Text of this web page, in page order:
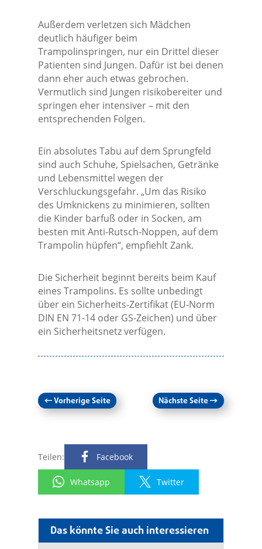
Das könnte Sie auch interessieren
Außerdem verletzen sich Mädchen
deutlich häufiger beim
Trampolinspringen, nur ein Drittel dieser
Patienten sind Jungen. Dafür ist bei denen
dann eher auch etwas gebrochen.
Vermutlich sind Jungen risikobereiter und
springen eher intensiver – mit den
entsprechenden Folgen.
Ein absolutes Tabu auf dem Sprungfeld
sind auch Schuhe, Spielsachen, Getränke
und Lebensmittel wegen der
Verschluckungsgefahr. „Um das Risiko
des Umknickens zu minimieren, sollten
die Kinder barfuß oder in Socken, am
besten mit Anti-Rutsch-Noppen, auf dem
Trampolin hüpfen“, empfiehlt Zank.
Die Sicherheit beginnt bereits beim Kauf
eines Trampolins. Es sollte unbedingt
über ein Sicherheits-Zertifikat (EU-Norm
DIN EN 71-14 oder GS-Zeichen) und über
ein Sicherheitsnetz verfügen.
←Vorherige Seite Nächste Seite→
Teilen: Facebook
Whatsapp Twitter